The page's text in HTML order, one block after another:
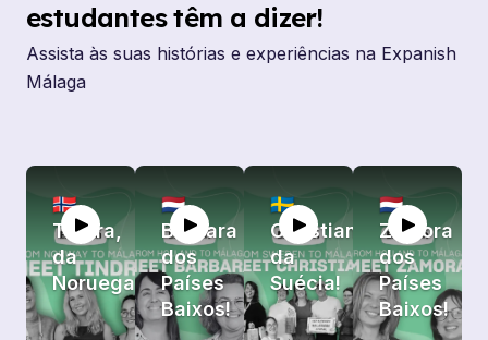
estudantes têm a dizer!
Assista às suas histórias e experiências na Expanish
Málaga
🇳🇴
Tindra,
da
Noruega
🇳🇱
Barbara
dos
Países
Baixos!
🇸🇪
Christian
da
Suécia!
🇳🇱
Zamora
dos
Países
Baixos!